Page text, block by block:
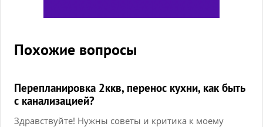
Похожие вопросы
Перепланировка 2ккв, перенос кухни, как быть
с канализацией?
Здравствуйте! Нужны советы и критика к моему